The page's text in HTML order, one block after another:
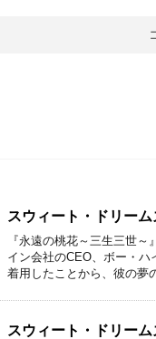
スウィート・ドリー
『永遠の桃花～三生三世
イン会社のCEO、ボー・
着用したことから、彼の夢
スウィート・ドリー